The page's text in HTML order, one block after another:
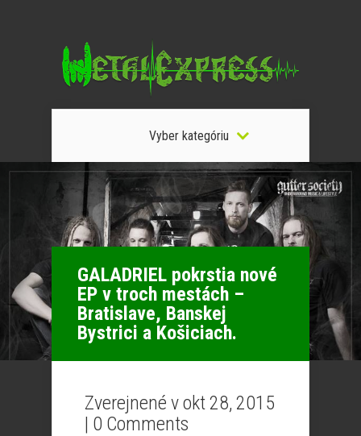
Vyber kategóriu
GALADRIEL pokrstia nové
EP v troch mestách –
Bratislave, Banskej
Bystrici a Košiciach.
Zverejnené v okt 28, 2015
| 0 Comments